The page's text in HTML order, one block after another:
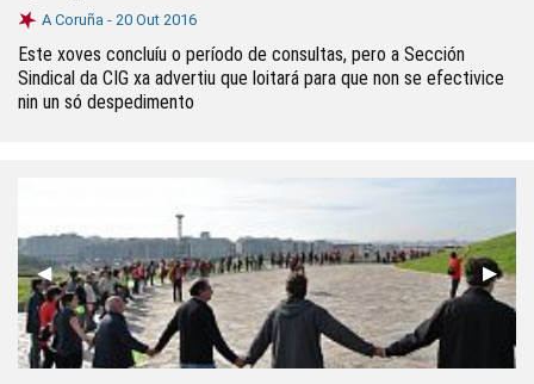
A Coruña - 20 Out 2016
Este xoves concluíu o período de consultas, pero a Sección
Sindical da CIG xa advertiu que loitará para que non se efectivice
nin un só despedimento
Anterior
◀︎ ▶︎